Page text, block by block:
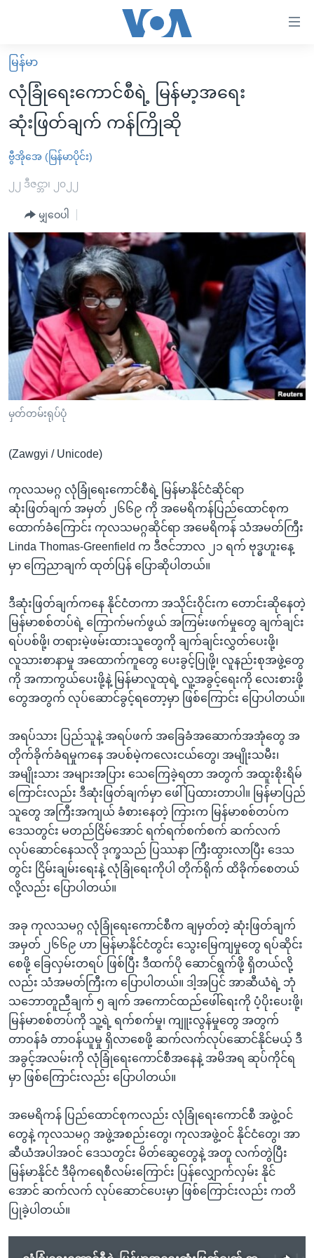
လွယ်ကူ
စေ
သည့်
Link
များ
ပင်မ
ကျော်
ကြည့်
ပင်မ
ညွန်း
စာမျက်နှာ
ကျော်
ကြည့်
ရှာဖွေ
နေရာ
သို့
ကျော်
ရန်
မူလစာမျက်နှာ
မြန်မာ
ကမ္ဘာ့သတင်းများ
နိုင်ငံတကာ
အစ္စရေး-ပါလက်စတိုင်း
ဗွီဒီယို
အင်္ဂလိပ်စာလေ့လာမယ်
အမေရိကန်သုံးအီဒီယံ
မကြေးမုံရဲ့ အင်္ဂလိပ်စာ
ရုပ်ရှင်ထဲက အင်္ဂလိပ်စာ
သုတပဒေသာ အင်္ဂလိပ်စာ
အပတ်စဉ်ကဏ္ဍများ
ရေဒီယို
တီဗွီ
ရေဒီယိုနှင့်ရုပ်သံ အချက်အလက်များ
ရေဒီယို/တီဗွီအစီအစဉ်
Learning English
ဗွီအိုအေ လူမှုကွန်ယက်များ
မြန်မာ
လုံခြုံရေးကောင်စီရဲ့ မြန်မာ့အရေး
ဆုံးဖြတ်ချက် ကန်ကြိုဆို
ဗွီအိုအေ (မြန်မာပိုင်း)
၂၂ ဒီဇင္ဘာ၊ ၂၀၂၂
မျှဝေပါ
မှတ်တမ်းရုပ်ပုံ
(Zawgyi / Unicode)
ကုလသမဂ္ဂ လုံခြုံရေးကောင်စီရဲ့ မြန်မာနိုင်ငံဆိုင်ရာ
ဆုံးဖြတ်ချက် အမှတ် ၂၆၆၉ ကို အမေရိကန်ပြည်ထောင်စုက
ထောက်ခံကြောင်း ကုလသမဂ္ဂဆိုင်ရာ အမေရိကန် သံအမတ်ကြီး
Linda Thomas-Greenfield က ဒီဇင်ဘာလ ၂၁ ရက် ဗုဒ္ဓဟူးနေ့
မှာ ကြေညာချက် ထုတ်ပြန် ပြောဆိုပါတယ်။
ဒီဆုံးဖြတ်ချက်ကနေ နိုင်ငံတကာ အသိုင်းဝိုင်းက တောင်းဆိုနေတဲ့
မြန်မာစစ်တပ်ရဲ့ ကြောက်မက်ဖွယ် အကြမ်းဖက်မှုတွေ ချက်ချင်း
ရပ်ပစ်ဖို့၊ တရားမဲ့ဖမ်းထားသူတွေကို ချက်ချင်းလွှတ်ပေးဖို့၊
လူသားစာနာမှု အထောက်ကူတွေ ပေးခွင့်ပြုဖို့၊ လူနည်းစုအဖွဲ့တွေ
ကို အကာကွယ်ပေးဖို့နဲ့ မြန်မာလူထုရဲ့ လူ့အခွင့်ရေးကို လေးစားဖို့
တွေအတွက် လုပ်ဆောင်ခွင့်ရတော့မှာ ဖြစ်ကြောင်း ပြောပါတယ်။
အရပ်သား ပြည်သူနဲ့ အရပ်ဖက် အခြေခံအဆောက်အအုံတွေ အ
တိုက်ခိုက်ခံရမှုကနေ အပစ်မဲ့ကလေးငယ်တွေ၊ အမျိုးသမီး၊
အမျိုးသား အများအပြား သေကြေခဲ့ရတာ အတွက် အထူးစိုးရိမ်
ကြောင်းလည်း ဒီဆုံးဖြတ်ချက်မှာ ဖေါ်ပြထားတာပါ။ မြန်မာပြည်
သူတွေ အကြီးအကျယ် ခံစားနေတဲ့ ကြားက မြန်မာစစ်တပ်က
ဒေသတွင်း မတည်ငြိမ်အောင် ရက်ရက်စက်စက် ဆက်လက်
လုပ်ဆောင်နေသလို ဒုက္ခသည် ပြဿနာ ကြီးထွားလာပြီး ဒေသ
တွင်း ငြိမ်းချမ်းရေးနဲ့ လုံခြုံရေးကိုပါ တိုက်ရိုက် ထိခိုက်စေတယ်
လို့လည်း ပြောပါတယ်။
အခု ကုလသမဂ္ဂ လုံခြုံရေးကောင်စီက ချမှတ်တဲ့ ဆုံးဖြတ်ချက်
အမှတ် ၂၆၆၉ ဟာ မြန်မာနိုင်ငံတွင်း သွေးမြေကျမှုတွေ ရပ်ဆိုင်း
စေဖို့ ခြေလှမ်းတရပ် ဖြစ်ပြီး ဒီထက်ပို ဆောင်ရွက်ဖို့ ရှိတယ်လို့
လည်း သံအမတ်ကြီးက ပြောပါတယ်။ ဒါ့အပြင် အာဆီယံရဲ့ ဘုံ
သဘောတူညီချက် ၅ ချက် အကောင်ထည်ဖေါ်ရေးကို ပံ့ပိုးပေးဖို့၊
မြန်မာစစ်တပ်ကို သူ့ရဲ့ ရက်စက်မှု၊ ကျူးလွန်မှုတွေ အတွက်
တာဝန်ခံ တာဝန်ယူမှု ရှိလာစေဖို့ ဆက်လက်လုပ်ဆောင်နိုင်မယ့် ဒီ
အခွင့်အလမ်းကို လုံခြုံရေးကောင်စီအနေနဲ့ အမိအရ ဆုပ်ကိုင်ရ
မှာ ဖြစ်ကြောင်းလည်း ပြောပါတယ်။
အမေရိကန် ပြည်ထောင်စုကလည်း လုံခြုံရေးကောင်စီ အဖွဲ့ဝင်
တွေနဲ့ ကုလသမဂ္ဂ အဖွဲ့အစည်းတွေ၊ ကုလအဖွဲ့ဝင် နိုင်ငံတွေ၊ အာ
ဆီယံအပါအဝင် ဒေသတွင်း မိတ်ဆွေတွေနဲ့ အတူ လက်တွဲပြီး
မြန်မာနိုင်ငံ ဒီမိုကရေစီလမ်းကြောင်း ပြန်လျှောက်လှမ်း နိုင်
အောင် ဆက်လက် လုပ်ဆောင်ပေးမှာ ဖြစ်ကြောင်းလည်း ကတိ
ပြုခဲ့ပါတယ်။